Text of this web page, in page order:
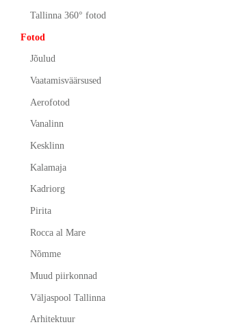
Tallinna 360° fotod
Fotod
Jõulud
Vaatamisväärsused
Aerofotod
Vanalinn
Kesklinn
Kalamaja
Kadriorg
Pirita
Rocca al Mare
Nõmme
Muud piirkonnad
Väljaspool Tallinna
Arhitektuur